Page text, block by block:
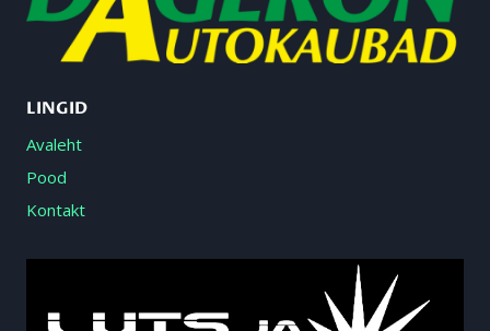
LINGID
Avaleht
Pood
Kontakt